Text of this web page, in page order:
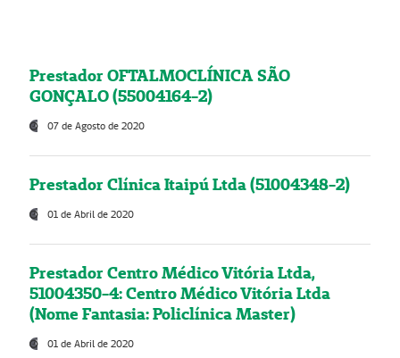
Prestador OFTALMOCLÍNICA SÃO
GONÇALO (55004164-2)
07 de Agosto de 2020
Prestador Clínica Itaipú Ltda (51004348-2)
01 de Abril de 2020
Prestador Centro Médico Vitória Ltda,
51004350-4: Centro Médico Vitória Ltda
(Nome Fantasia: Policlínica Master)
01 de Abril de 2020